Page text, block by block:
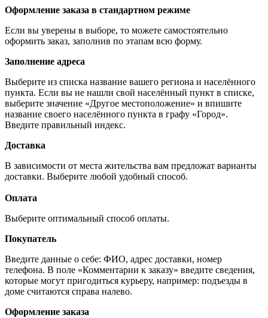
Оформление заказа в стандартном режиме
Если вы уверены в выборе, то можете самостоятельно
оформить заказ, заполнив по этапам всю форму.
Заполнение адреса
Выберите из списка название вашего региона и населённого
пункта. Если вы не нашли свой населённый пункт в списке,
выберите значение «Другое местоположение» и впишите
название своего населённого пункта в графу «Город».
Введите правильный индекс.
Доставка
В зависимости от места жительства вам предложат варианты
доставки. Выберите любой удобный способ.
Оплата
Выберите оптимальный способ оплаты.
Покупатель
Введите данные о себе: ФИО, адрес доставки, номер
телефона. В поле «Комментарии к заказу» введите сведения,
которые могут пригодиться курьеру, например: подъезды в
доме считаются справа налево.
Оформление заказа